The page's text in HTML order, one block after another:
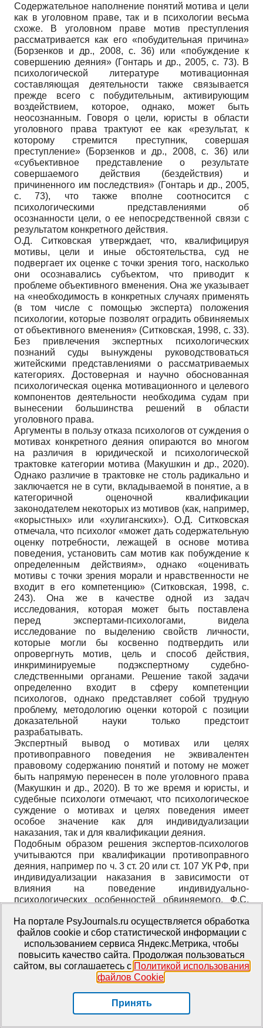
Содержательное наполнение понятий мотива и цели
как в уголовном праве, так и в психологии весьма
схоже. В уголовном праве мотив преступления
рассматривается как его «побудительная причина»
(Борзенков и др., 2008, с. 36) или «побуждение к
совершению деяния» (Гонтарь и др., 2005, с. 73). В
психологической литературе мотивационная
составляющая деятельности также связывается
прежде всего с побудительным, активирующим
воздействием, которое, однако, может быть
неосознанным. Говоря о цели, юристы в области
уголовного права трактуют ее как «результат, к
которому стремится преступник, совершая
преступление» (Борзенков и др., 2008, с. 36) или
«субъективное представление о результате
совершаемого действия (бездействия) и
причиненного им последствия» (Гонтарь и др., 2005,
с. 73), что также вполне соотносится с
психологическими представлениями об
осознанности цели, о ее непосредственной связи с
результатом конкретного действия.
О.Д. Ситковская утверждает, что, квалифицируя
мотивы, цели и иные обстоятельства, суд не
подвергает их оценке с точки зрения того, насколько
они осознавались субъектом, что приводит к
проблеме объективного вменения. Она же указывает
на «необходимость в конкретных случаях применять
(в том числе с помощью эксперта) положения
психологии, которые позволят оградить обвиняемых
от объективного вменения» (Ситковская, 1998, с. 33).
Без привлечения экспертных психологических
познаний суды вынуждены руководствоваться
житейскими представлениями о рассматриваемых
категориях. Достоверная и научно обоснованная
психологическая оценка мотивационного и целевого
компонентов деятельности необходима судам при
вынесении большинства решений в области
уголовного права.
Аргументы в пользу отказа психологов от суждения о
мотивах конкретного деяния опираются во многом
на различия в юридической и психологической
трактовке категории мотива (Макушкин и др., 2020).
Однако различие в трактовке не столь радикально и
заключается не в сути, вкладываемой в понятие, а в
категоричной оценочной квалификации
законодателем некоторых из мотивов (как, например,
«корыстных» или «хулиганских»). О.Д. Ситковская
отмечала, что психолог «может дать содержательную
оценку потребности, лежащей в основе мотива
поведения, установить сам мотив как побуждение к
определенным действиям», однако «оценивать
мотивы с точки зрения морали и нравственности не
входит в его компетенцию» (Ситковская, 1998, с.
243). Она же в качестве одной из задач
исследования, которая может быть поставлена
перед экспертами-психологами, видела
исследование по выделению свойств личности,
которые могли бы косвенно подтвердить или
опровергнуть мотив, цель и способ действия,
инкриминируемые подэкспертному судебно-
следственными органами. Решение такой задачи
определенно входит в сферу компетенции
психологов, однако представляет собой трудную
проблему, методологию оценки которой с позиции
доказательной науки только предстоит
разрабатывать.
Экспертный вывод о мотивах или целях
противоправного поведения не эквивалентен
правовому содержанию понятий и потому не может
быть напрямую перенесен в поле уголовного права
(Макушкин и др., 2020). В то же время и юристы, и
судебные психологи отмечают, что психологическое
суждение о мотивах и целях поведения имеет
особое значение как для индивидуализации
наказания, так и для квалификации деяния.
Подобным образом решения экспертов-психологов
учитываются при квалификации противоправного
деяния, например по ч. 3 ст. 20 или ст. 107 УК РФ, при
индивидуализации наказания в зависимости от
влияния на поведение индивидуально-
психологических особенностей обвиняемого. Ф.С.
выводы эксперта-психолога и совместные выводы
психолога и психиатра «могут приводить к
индивидуализации наказания обвиняемых, могут
использоваться для квалификации по определенным
статьям…» (Сафуанов, 2019, с. 165).
М.М. Коченов считает вопрос о мотивах конкретного
психолога и полагает, что «если эксперт-психолог
устанавливает мотивы конкретного поступка,
На портале PsyJournals.ru осуществляется обработка
файлов cookie и сбор статистической информации с
использованием сервиса Яндекс.Метрика, чтобы
повысить качество сайта. Продолжая пользоваться
сайтом, вы соглашаетесь с Политикой использования
файлов Cookie.
Принять